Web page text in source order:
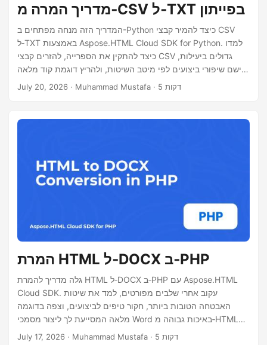
מדריך המרה מ‑CSV ל‑TXT בפייתון
המדריך הזה מנחה מפתחים ב-Python כיצד להמיר קבצי CSV
ל‑TXT באמצעות Aspose.HTML Cloud SDK for Python. למדו
כיצד להתקין את הספרייה, להזרים קבצי CSV גדולים ביעילות,
ליישם שיפורי ביצועים לפי מיטב השיטות, ולהריץ דוגמת קוד מלאה
ללא Pandas.
July 20, 2026 · Muhammad Mustafa · 5 דקות
המרת HTML ל‑DOCX ב‑PHP
גלה מדריך להמרת HTML ל‑DOCX ב‑PHP עם Aspose.HTML
Cloud SDK. עקוב אחרי שלבים מפורטים, למד את שיטות
האבטחה הטובות ביותר, חקור טיפים לביצועים, וצפה בדוגמה
מלאה המסייעת לך ליצור מסמכי Word באיכות גבוהה מ‑HTML
July 17, 2026 · Muhammad Mustafa · 5 דקות